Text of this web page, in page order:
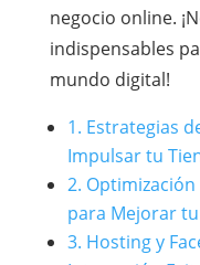
negocio online.
indispensables
mundo digital!
1. Estrategias
Impulsar tu
2. Optimización
para Mejorar
3. Hosting y